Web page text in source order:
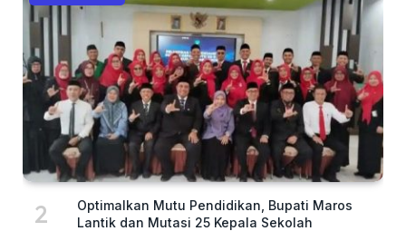
Optimalkan Mutu Pendidikan, Bupati Maros
Lantik dan Mutasi 25 Kepala Sekolah